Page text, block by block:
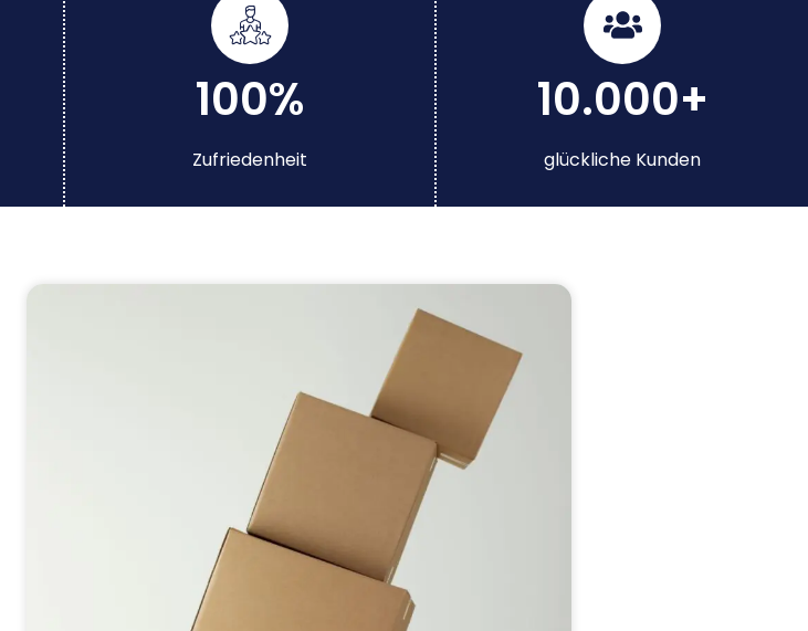
100%
Zufriedenheit
10.000+
glückliche Kunden